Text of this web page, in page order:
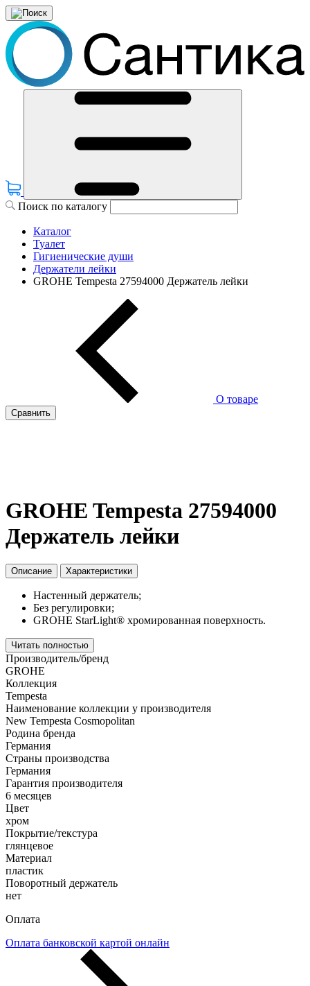
Поиск по каталогу
Каталог
Туалет
Гигиенические души
Держатели лейки
GROHE Tempesta 27594000 Держатель лейки
О товаре
Сравнить
GROHE Tempesta 27594000
Держатель лейки
Описание Характеристики
Настенный держатель;
Без регулировки;
GROHE StarLight® хромированная поверхность.
Читать полностью
Производитель/бренд
GROHE
Коллекция
Tempesta
Наименование коллекции у производителя
New Tempesta Cosmopolitan
Родина бренда
Германия
Страны производства
Германия
Гарантия производителя
6 месяцев
Цвет
хром
Покрытие/текстура
глянцевое
Материал
пластик
Поворотный держатель
нет
Оплата
Оплата банковской картой онлайн